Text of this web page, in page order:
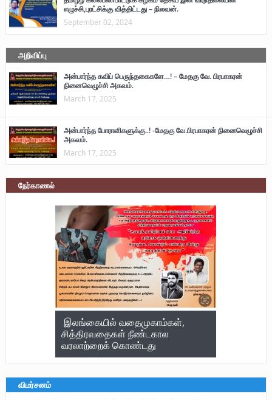
எழுச்சி,புரட்சிக்கு வித்திட்டது – நிலவன்.
September 02, 2024
அறிவிப்பு
அன்பார்ந்த கவிப் பெருந்தகைகளே…! – மேதகு வே. பிரபாகரன்
நினைவெழுச்சி அகவம்.
March 17, 2025
அன்பார்ந்த போராளிகளுக்கு..! -மேதகு வே.பிரபாகரன் நினைவெழுச்சி
அகவம்.
March 17, 2025
நேர்காணல்
இலங்கையில் வதைமுகாம்கள்,
சித்திரவதைகள் நீண்டகால
வரலாற்றைக் கொண்டது
விமர்சனம்